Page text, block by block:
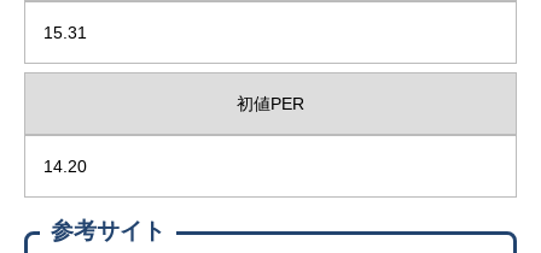
15.31
初値PER
14.20
参考サイト